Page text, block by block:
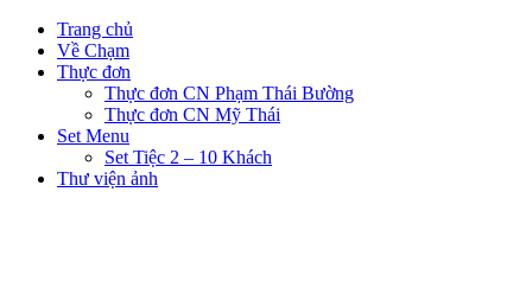
Trang chủ
Về Chạm
Thực đơn
Thực đơn CN Phạm Thái Bường
Thực đơn CN Mỹ Thái
Set Menu
Set Tiệc 2 – 10 Khách
Thư viện ảnh